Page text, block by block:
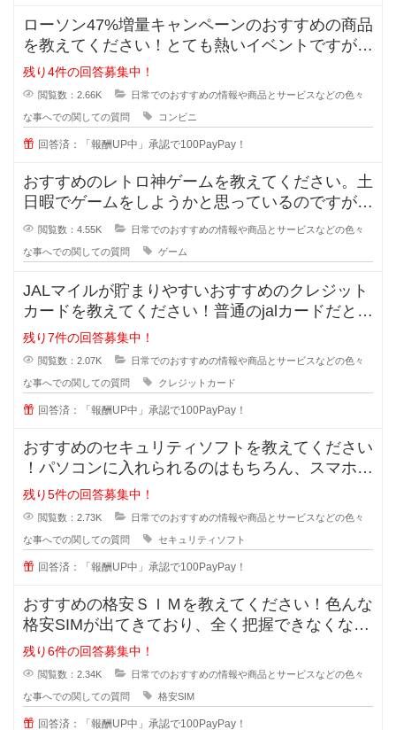
ローソン47%増量キャンペーンのおすすめの商品
を教えてください！とても熱いイベントですが、
価格は据え置きなので買ったけど
残り4件の回答募集中！
閲覧数：2.66K 日常でのおすすめの情報や商品とサービスなどの色々
な事へでの関しての質問 コンビニ
回答済：「報酬UP中」承認で100PayPay！
おすすめのレトロ神ゲームを教えてください。土
日暇でゲームをしようかと思っているのですが、
最近のゲームに魅力を感じません。
閲覧数：4.55K 日常でのおすすめの情報や商品とサービスなどの色々
な事へでの関しての質問 ゲーム
JALマイルが貯まりやすいおすすめのクレジット
カードを教えてください！普通のjalカードだと還
元率が0.5%でとても低く
残り7件の回答募集中！
閲覧数：2.07K 日常でのおすすめの情報や商品とサービスなどの色々
な事へでの関しての質問 クレジットカード
回答済：「報酬UP中」承認で100PayPay！
おすすめのセキュリティソフトを教えてください
！パソコンに入れられるのはもちろん、スマホに
も入れられるセキュリティソフトっ
残り5件の回答募集中！
閲覧数：2.73K 日常でのおすすめの情報や商品とサービスなどの色々
な事へでの関しての質問 セキュリティソフト
回答済：「報酬UP中」承認で100PayPay！
おすすめの格安ＳＩＭを教えてください！色んな
格安SIMが出てきており、全く把握できなくなっ
てきました。なので、皆さんが実
残り6件の回答募集中！
閲覧数：2.34K 日常でのおすすめの情報や商品とサービスなどの色々
な事へでの関しての質問 格安SIM
回答済：「報酬UP中」承認で100PayPay！